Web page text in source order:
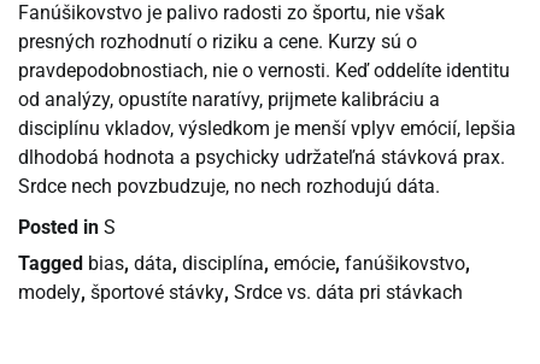
Fanúšikovstvo je palivo radosti zo športu, nie však
presných rozhodnutí o riziku a cene. Kurzy sú o
pravdepodobnostiach, nie o vernosti. Keď oddelíte identitu
od analýzy, opustíte naratívy, prijmete kalibráciu a
disciplínu vkladov, výsledkom je menší vplyv emócií, lepšia
dlhodobá hodnota a psychicky udržateľná stávková prax.
Srdce nech povzbudzuje, no nech rozhodujú dáta.
Posted in S
Tagged bias, dáta, disciplína, emócie, fanúšikovstvo,
modely, športové stávky, Srdce vs. dáta pri stávkach